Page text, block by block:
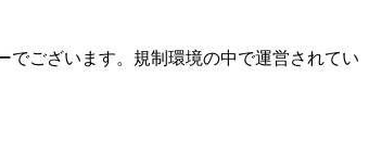
ございます。規制環境の中で運営されてい